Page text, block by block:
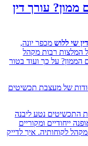
עורך דין
מכפר יונה,
רבות מקהל
על כך ועוד בטור
מעצבת תכשיטים
נטע ליבנה
ומקוריים
איך לדייק